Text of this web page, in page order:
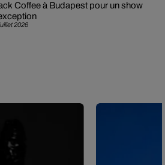
2026
Coffee à Budapest pour un show